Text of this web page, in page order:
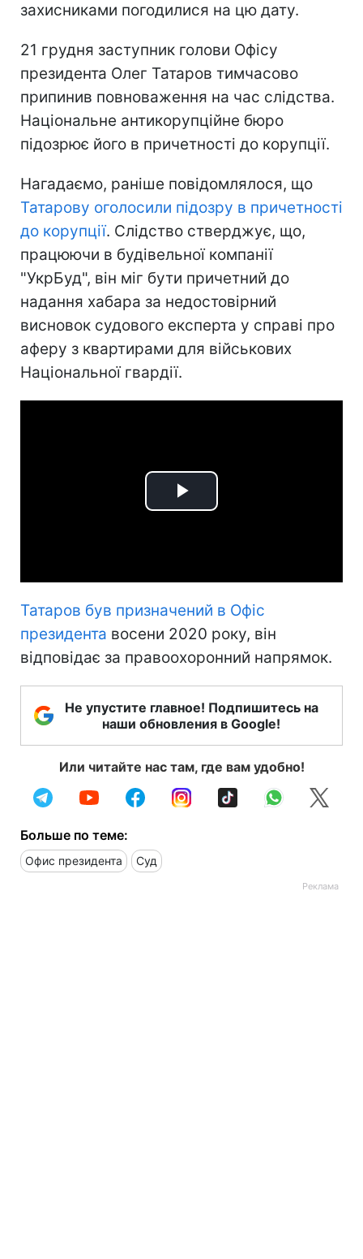
захисниками погодилися на цю дату.
21 грудня заступник голови Офісу
президента Олег Татаров тимчасово
припинив повноваження на час слідства.
Національне антикорупційне бюро
підозрює його в причетності до корупції.
Нагадаємо, раніше повідомлялося, що
Татарову оголосили підозру в причетності
до корупції. Слідство стверджує, що,
працюючи в будівельної компанії
"УкрБуд", він міг бути причетний до
надання хабара за недостовірний
висновок судового експерта у справі про
аферу з квартирами для військових
Національної гвардії.
Play
Татаров був призначений в Офіс
президента восени 2020 року, він
відповідає за правоохоронний напрямок.
Не упустите главное! Подпишитесь на
наши обновления в Google!
Или читайте нас там, где вам удобно!
Больше по теме:
Офис президента Суд